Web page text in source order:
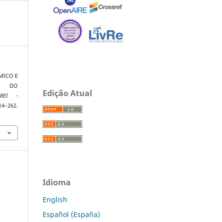
E
DO
REI -
Edição Atual
Idioma
English
Español (España)